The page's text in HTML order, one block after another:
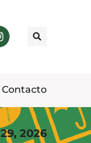
Contacto
2026